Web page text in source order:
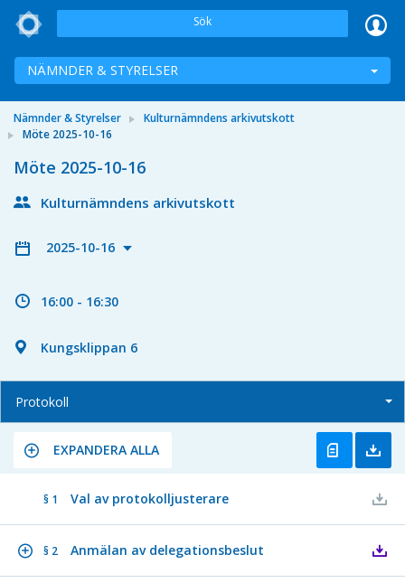
Sök
NÄMNDER & STYRELSER
Nämnder & Styrelser
Kulturnämndens arkivutskott
Möte 2025-10-16
Möte 2025-10-16
Kulturnämndens arkivutskott
2025-10-16
16:00 - 16:30
Kungsklippan 6
Protokoll
EXPANDERA ALLA
§ 1 Val av protokolljusterare
§ 2 Anmälan av delegationsbeslut